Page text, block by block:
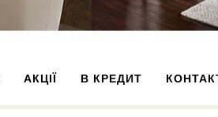
АКЦІЇ В КРЕДИТ